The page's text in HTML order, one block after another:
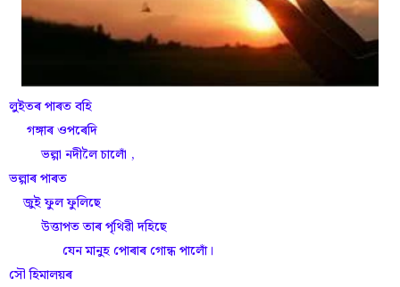
লুইতৰ পাৰত বহি
গঙ্গাৰ ওপৰেদি
ভল্গা নদীলৈ চালোঁ ,
ভল্গাৰ পাৰত
জুই ফুল ফুলিছে
উত্তাপত তাৰ পৃথিৱী দহিছে
যেন মানুহ পোৰাৰ গোন্ধ পালোঁ।
সৌ হিমালয়ৰ